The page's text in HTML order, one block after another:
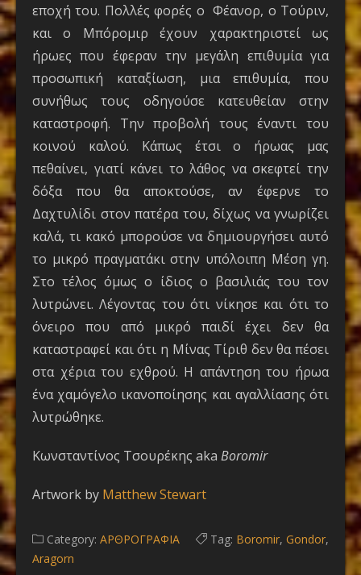
εποχή του. Πολλές φορές ο Φέανορ, ο Τούριν,
και ο Μπόρομιρ έχουν χαρακτηριστεί ως
ήρωες που έφεραν την μεγάλη επιθυμία για
προσωπική καταξίωση, μια επιθυμία, που
συνήθως τους οδηγούσε κατευθείαν στην
καταστροφή. Την προβολή τους έναντι του
κοινού καλού. Κάπως έτσι ο ήρωας μας
πεθαίνει, γιατί κάνει το λάθος να σκεφτεί την
δόξα που θα αποκτούσε, αν έφερνε το
Δαχτυλίδι στον πατέρα του, δίχως να γνωρίζει
καλά, τι κακό μπορούσε να δημιουργήσει αυτό
το μικρό πραγματάκι στην υπόλοιπη Μέση γη.
Στο τέλος όμως ο ίδιος ο βασιλιάς του τον
λυτρώνει. Λέγοντας του ότι νίκησε και ότι το
όνειρο που από μικρό παιδί έχει δεν θα
καταστραφεί και ότι η Μίνας Τίριθ δεν θα πέσει
στα χέρια του εχθρού. Η απάντηση του ήρωα
ένα χαμόγελο ικανοποίησης και αγαλλίασης ότι
λυτρώθηκε.
Κωνσταντίνος Τσουρέκης aka Boromir
Artwork by Matthew Stewart
Category: ΑΡΘΡΟΓΡΑΦΙΑ Tag: Boromir, Gondor,
Aragorn